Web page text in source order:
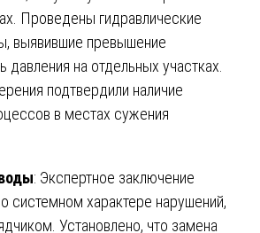
Проведены гидравлические
выявившие превышение
давления на отдельных участках.
подтвердили наличие
в местах сужения
: Экспертное заключение
системном характере нарушений,
Установлено, что замена